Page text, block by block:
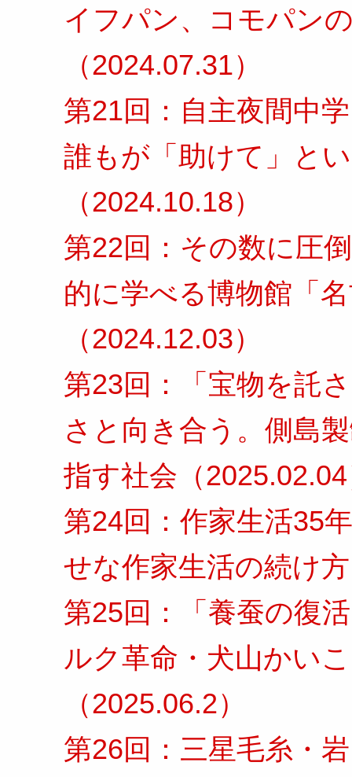
イフパン、コモパン
（2024.07.31）
第21回：自主夜間中
誰もが「助けて」と
（2024.10.18）
第22回：その数に圧
的に学べる博物館「
（2024.12.03）
第23回：「宝物を託
さと向き合う。側島
指す社会（
第24回：作家生活35
せな作家生活の続け
第25回：「養蚕の復
ルク革命・犬山かい
（2025.06.2）
第26回：三星毛糸・